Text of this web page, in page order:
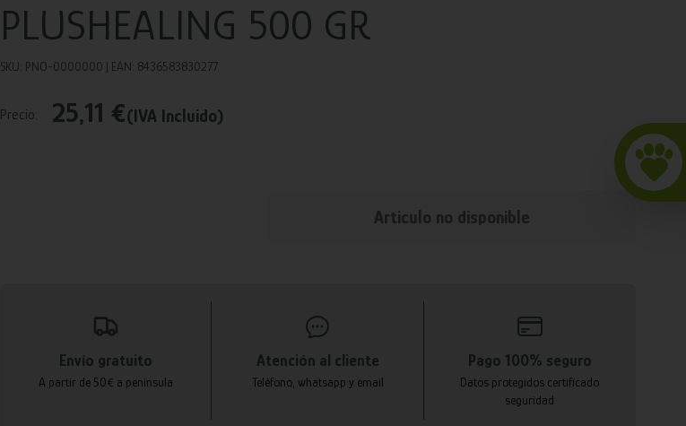
PLUSHEALING 500 GR
SKU: PNO-0000000 | EAN: 8436583830277
Precio: 25,11 €(IVA Incluido)
Articulo no disponible
Envío gratuito
A partir de 50€ a península
Atención al cliente
Teléfono, whatsapp y email
Pago 100% seguro
Datos protegidos certificado
seguridad